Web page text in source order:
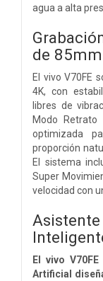
agua a alta
de 85mm
El vivo V70FE
4K, con
libres de
Modo
optimizada
proporción
El sistema
Super
velocidad con
El vivo
Artificial